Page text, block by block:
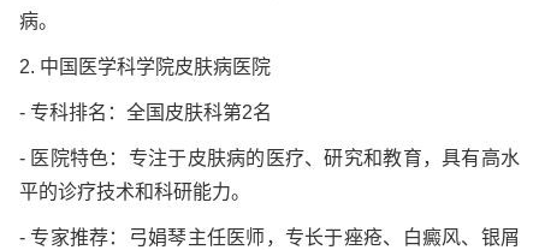
病。
2. 中国医学科学院皮肤病医院
- 专科排名：全国皮肤科第2名
- 医院特色：专注于皮肤病的医疗、研究和教育，具有高水
平的诊疗技术和科研能力。
- 专家推荐：弓娟琴主任医师，专长于痤疮、白癜风、银屑